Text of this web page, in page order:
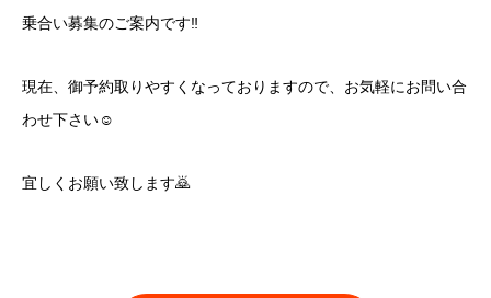
乗合い募集のご案内です‼️
現在、御予約取りやすくなっておりますので、お気軽にお問い合
わせ下さい☺️
宜しくお願い致します🙇